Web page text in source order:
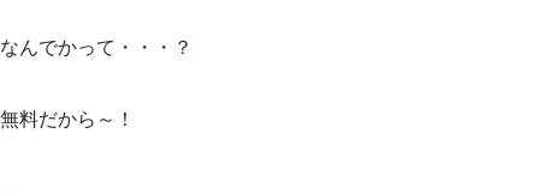
なんでかって・・・？
無料だから～！